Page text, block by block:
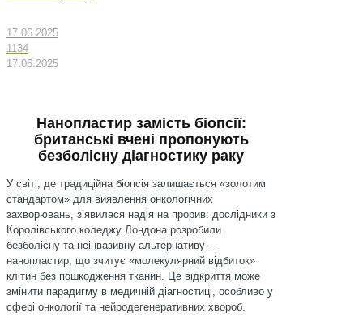
17.06.2025
1134
17.06.2025
Нанопластир замість біопсії:
британські вчені пропонують
безболісну діагностику раку
У світі, де традиційна біопсія залишається «золотим
стандартом» для виявлення онкологічних
захворювань, з’явилася надія на прорив: дослідники з
Королівського коледжу Лондона розробили
безболісну та неінвазивну альтернативу —
нанопластир, що зчитує «молекулярний відбиток»
клітин без пошкодження тканин. Це відкриття може
змінити парадигму в медичній діагностиці, особливо у
сфері онкології та нейродегенеративних хвороб.